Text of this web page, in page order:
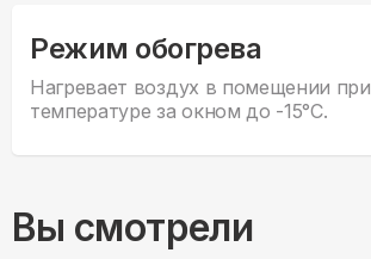
Режим обогрева
Нагревает воздух в помещении при
температуре за окном до -15°С.
Вы смотрели